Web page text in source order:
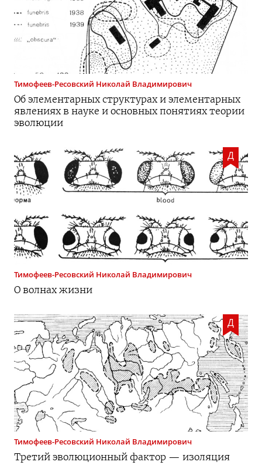
Тимофеев-Ресовский Николай Владимирович
Об элементарных структурах и элементарных
явлениях в науке и основных понятиях теории
эволюции
Д
Тимофеев-Ресовский Николай Владимирович
О волнах жизни
Д
Тимофеев-Ресовский Николай Владимирович
Третий эволюционный фактор — изоляция